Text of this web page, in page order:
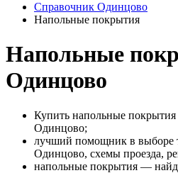
Справочник Одинцово
Напольные покрытия
Напольные
Одинцово
Купить напольные
Одинцово;
лучший помощник в выборе
Одинцово, схемы проезда,
напольные покрытия —